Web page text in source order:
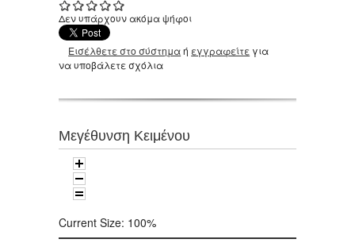
Δεν υπάρχουν ακόμα ψήφοι
Εισέλθετε στο σύστημαή εγγραφείτε για
να υποβάλετε σχόλια
Μεγέθυνση Κειμένου
Current Size: 100%